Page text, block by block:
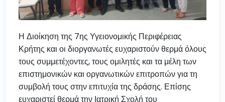
Η Διοίκηση της 7ης Υγειονομικής Περιφέρειας
Κρήτης και οι διοργανωτές ευχαριστούν θερμά όλους
τους συμμετέχοντες, τους ομιλητές και τα μέλη των
επιστημονικών και οργανωτικών επιτροπών για τη
συμβολή τους στην επιτυχία της δράσης. Επίσης
ευχαριστεί θερμά την Ιατρική Σχολή του